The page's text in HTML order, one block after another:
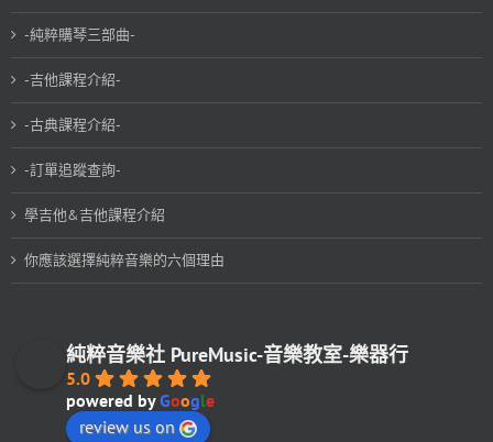
-純粹購琴三部曲-
-吉他課程介紹-
-古典課程介紹-
-訂單追蹤查詢-
學吉他&吉他課程介紹
你應該選擇純粹音樂的六個理由
純粹音樂社 PureMusic-音樂教室-樂器行
5.0
powered byGoogle
review us on